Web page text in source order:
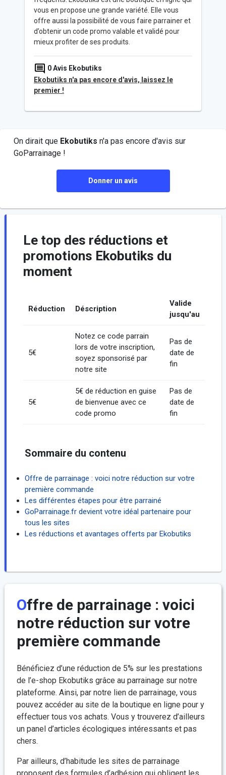
vous en propose une grande variété. Elle vous
offre aussi la possibilité de vous faire parrainer et
d’obtenir un code promo valable et validé pour
mieux profiter de ses produits.
0Avis Ekobutiks
Ekobutiks n'a pas encore d'avis, laissez le
premier !
On dirait que Ekobutiks n'a pas encore d'avis sur
GoParrainage !
Donner un avis
Le top des réductions et
promotions Ekobutiks du
moment
Réduction Déscription
Valide
jusqu'au
5€
Notez ce code parrain
lors de votre inscription,
soyez sponsorisé par
notre site
Pas de
date de
fin
5€
5€ de réduction en guise
de bienvenue avec ce
code promo
Pas de
date de
fin
Sommaire du contenu
Offre de parrainage : voici notre réduction sur votre
première commande
Les différentes étapes pour être parrainé
GoParrainage.fr devient votre idéal partenaire pour
tous les sites
Les réductions et avantages offerts par Ekobutiks
Offre de parrainage : voici
notre réduction sur votre
première commande
Bénéficiez d’une réduction de 5% sur les prestations
de l’e-shop Ekobutiks grâce au parrainage sur notre
plateforme. Ainsi, par notre lien de parrainage, vous
pouvez accéder au site de la boutique en ligne pour y
effectuer tous vos achats. Vous y trouverez d’ailleurs
un panel d’articles écologiques intéressants et pas
chers.
Par ailleurs, d’habitude les sites de parrainage